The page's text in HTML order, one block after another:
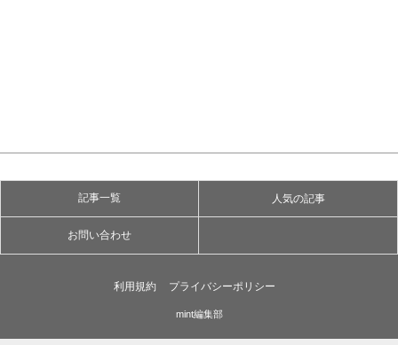
記事一覧 人気の記事
お問い合わせ
利用規約 プライバシーポリシー
mint編集部